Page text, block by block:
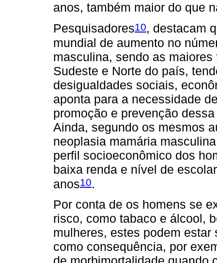
anos, também maior do que
Pesquisadores10, destacam
mundial de aumento no
masculina, sendo as
Sudeste e Norte do país,
desigualdades sociais,
aponta para a necessidade
promoção e prevenção
Ainda, segundo os mesmos
neoplasia mamária
perfil socioeconômico dos
baixa renda e nível de
anos10.
Por conta de os homens se
risco, como tabaco e álcool,
mulheres, estes podem
como consequência, por